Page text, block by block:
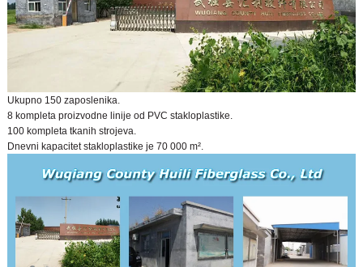
Ukupno 150 zaposlenika.
8 kompleta proizvodne linije od PVC stakloplastike.
100 kompleta tkanih strojeva.
Dnevni kapacitet stakloplastike je 70 000 m².